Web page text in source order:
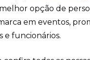
opção de
em eventos,
e funcionários.